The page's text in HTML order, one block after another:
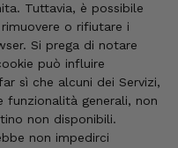
Tuttavia, è possibile
o rifiutare i
Si prega di notare
può influire
sì che alcuni dei Servizi,
funzionalità generali, non
non disponibili.
non impedirci